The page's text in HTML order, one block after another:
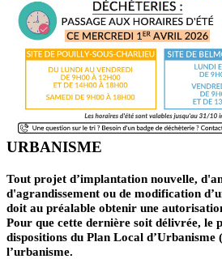
URBANISME
Tout projet d’implantation nouvelle,
d'agrandissement ou de modification
doit au préalable obtenir une
Pour que cette dernière soit délivrée, le
dispositions du Plan Local d’Urbanisme
l’urbanisme.